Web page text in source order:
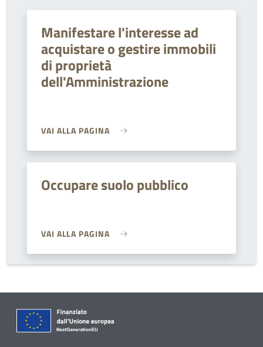
Manifestare l'interesse ad
acquistare o gestire immobili
di proprietà
dell'Amministrazione
VAI ALLA PAGINA
Occupare suolo pubblico
VAI ALLA PAGINA